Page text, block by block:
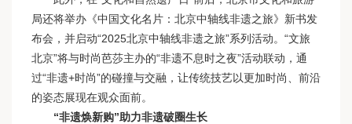
局还将举办《中国文化名片：北京中轴线非遗之旅》新书发
布会，并启动“2025北京中轴线非遗之旅”系列活动。“文旅
北京”将与时尚芭莎主办的“非遗不息时之夜”活动联动，通
过“非遗+时尚”的碰撞与交融，让传统技艺以更加时尚、前沿
的姿态展现在观众面前。
“非遗焕新购”助力非遗破圈生长